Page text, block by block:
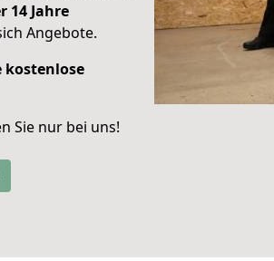
14 Jahre
Angebote.
kostenlose
Sie nur bei uns!